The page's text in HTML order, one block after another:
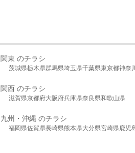
関東 のチラシ
茨城県栃木県群馬県埼玉県千葉県東京都神奈
関西 のチラシ
滋賀県京都府大阪府兵庫県奈良県和歌山県
九州・沖縄 のチラシ
福岡県佐賀県長崎県熊本県大分県宮崎県鹿児